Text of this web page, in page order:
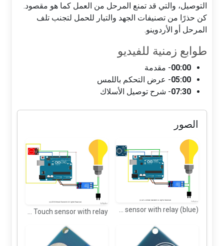
التوصيل، والتي قد تمنع المرحل من العمل كما هو مقصود.
كن حذرًا من تصنيفات الجهد والتيار للحمل لتجنب تلف
المرحل أو الأردوينو.
طوابع زمنية للفيديو
00:00- مقدمة
05:00- عرض التحكم باللمس
07:30- شرح توصيل الأسلاك
الصور
Arduino wring for TTP223 Touch sensor with relay (blue)
Arduino wring for TTP223 Touch sensor with relay